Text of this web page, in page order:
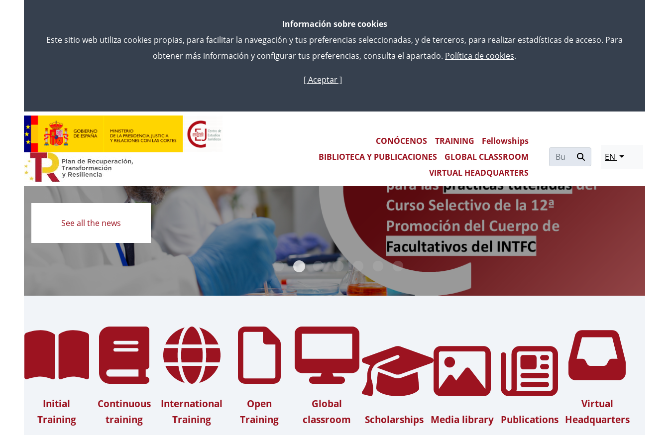
Skip
main
Información sobre cookies
Este sitio web utiliza cookies propias, para facilitar la navegación y tus preferencias seleccionadas, y de terceros, para realizar estadísticas de acceso. Para
obtener más información y configurar tus preferencias, consulta el apartado. Política de cookies.
[ Aceptar ]
Main navigation
CONÓCENOS TRAINING
Fellowships
BIBLIOTECA Y PUBLICACIONES
GLOBAL CLASSROOM
VIRTUAL HEADQUARTERS
EN
Read
more
See all the news
Initial
Training
Continuous
training
International
Training
Open
Training
Global
classroom
Scholarships Media library Publications
Virtual
Headquarters